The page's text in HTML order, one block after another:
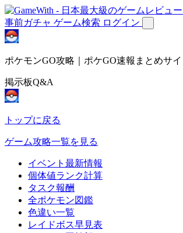
事前ガチャ ゲーム検索 ログイン
ポケモンGO攻略｜ポケGO速報まとめサイ
掲示板Q&A
トップに戻る
ゲーム攻略一覧を見る
イベント最新情報
個体値ランク計算
タスク報酬
全ポケモン図鑑
色違い一覧
レイドボス早見表